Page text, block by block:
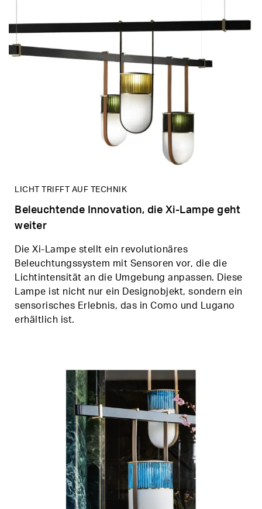
LICHT TRIFFT AUF TECHNIK
Beleuchtende Innovation, die Xi-Lampe geht
weiter
Die Xi-Lampe stellt ein revolutionäres
Beleuchtungssystem mit Sensoren vor, die die
Lichtintensität an die Umgebung anpassen. Diese
Lampe ist nicht nur ein Designobjekt, sondern ein
sensorisches Erlebnis, das in Como und Lugano
erhältlich ist.